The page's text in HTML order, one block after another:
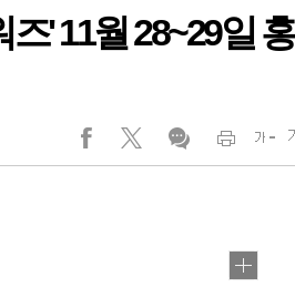
' 11월 28~29일 홍